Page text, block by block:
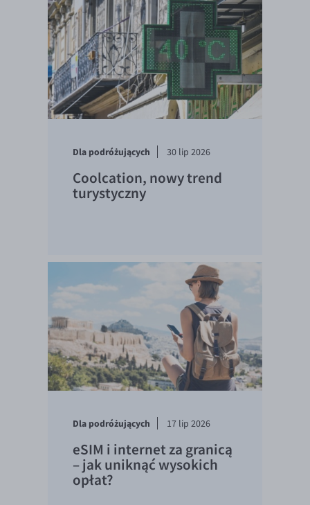
Dla podróżujących 30 lip 2026
Coolcation, nowy trend
turystyczny
Dla podróżujących 17 lip 2026
eSIM i internet za granicą
– jak uniknąć wysokich
opłat?